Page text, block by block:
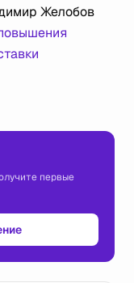
Желобов
первые